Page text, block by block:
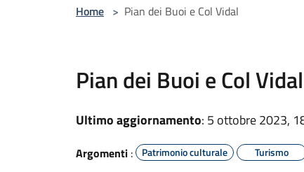
Home > Pian dei Buoi e Col Vidal
Pian dei Buoi e Col Vidal
Ultimo aggiornamento: 5 ottobre 2023,
Argomenti : Patrimonio culturale Turismo